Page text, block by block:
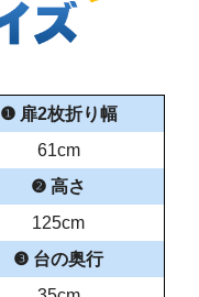
❶ 扉2枚折り幅
61cm
❷ 高さ
125cm
❸ 台の奥行